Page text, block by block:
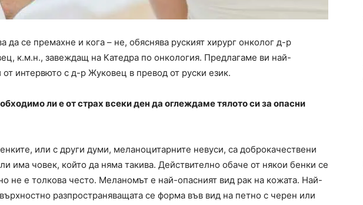
да се премахне и кога – не, обяснява руският хирург онколог д-р
к.м.н., завеждащ на Катедра по онкология. Предлагаме ви най-
от интервюто с д-р Жуковец в превод от руски език.
ли е от страх всеки ден да оглеждаме тялото си за опасни
или с други думи, меланоцитарните невуси, са доброкачествени
има човек, който да няма такива. Действително обаче от някои бенки се
не е толкова често. Меланомът е най-опасният вид рак на кожата. Най-
разпространяващата се форма във вид на петно с черен или